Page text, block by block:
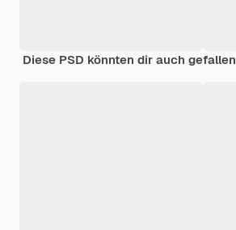
Diese PSD könnten dir auch gefallen